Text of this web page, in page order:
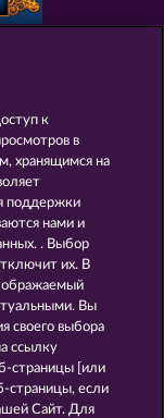
ЧаВо
к
в
хранящимся на
поддержки
нами и
. Выбор
их. В
Вы
своего выбора
ссылку
страницы [или
страницы, если
Сайт. Для